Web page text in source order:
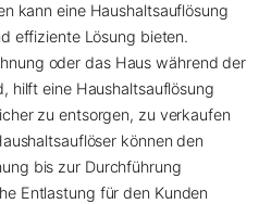
kann eine Haushaltsauflösung
effiziente Lösung bieten.
oder das Haus während der
hilft eine Haushaltsauflösung
zu entsorgen, zu verkaufen
können den
bis zur Durchführung
Entlastung für den Kunden